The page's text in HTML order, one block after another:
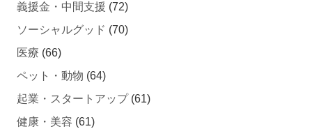
義援金・中間支援 (72)
ソーシャルグッド (70)
医療 (66)
ペット・動物 (64)
起業・スタートアップ(61)
健康・美容 (61)